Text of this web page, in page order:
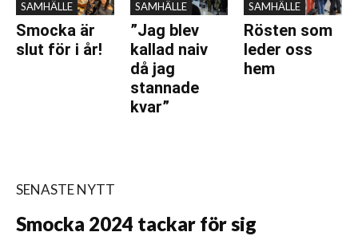
SAMHÄLLE
Smocka är
slut för i år!
SAMHÄLLE
”Jag blev
kallad naiv
då jag
stannade
kvar”
SAMHÄLLE
Rösten som
leder oss
hem
SENASTE NYTT
Smocka 2024 tackar för sig